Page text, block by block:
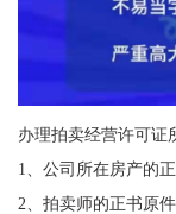
办理拍卖经营许可证
1、公司所在房产的
2、拍卖师的正书原